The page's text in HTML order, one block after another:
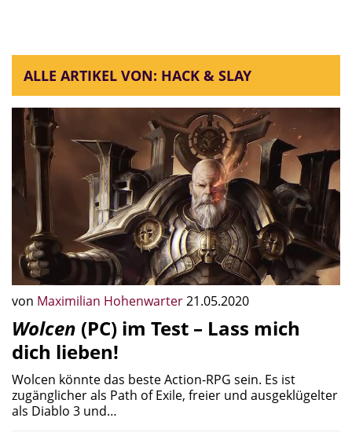
ALLE ARTIKEL VON: HACK & SLAY
von Maximilian Hohenwarter21.05.2020
Wolcen (PC) im Test – Lass mich
dich lieben!
Wolcen könnte das beste Action-RPG sein. Es ist
zugänglicher als Path of Exile, freier und ausgeklügelter
als Diablo 3 und…